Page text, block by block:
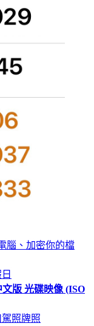
腦、加密你的檔
版 光碟映像 (ISO
照牌照